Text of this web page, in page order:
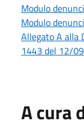
Modulo
Modulo
Allegato A alla
1443 del 12/
A cura